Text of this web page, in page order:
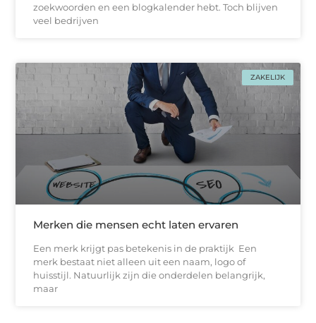
zoekwoorden en een blogkalender hebt. Toch blijven
veel bedrijven
ZAKELIJK
Merken die mensen echt laten ervaren
Een merk krijgt pas betekenis in de praktijk Een
merk bestaat niet alleen uit een naam, logo of
huisstijl. Natuurlijk zijn die onderdelen belangrijk,
maar